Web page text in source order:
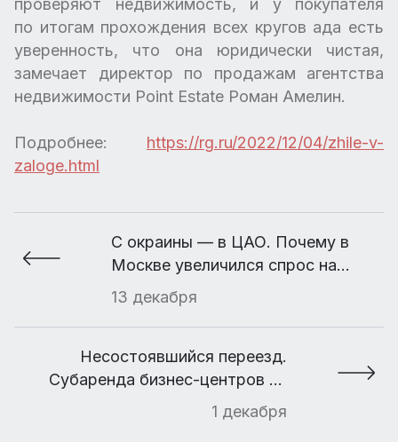
проверяют недвижимость, и у покупателя
по итогам прохождения всех кругов ада есть
уверенность, что она юридически чистая,
замечает директор по продажам агентства
недвижимости Point Estate Роман Амелин.
Подробнее: https://rg.ru/2022/12/04/zhile-v-
zaloge.html
С окраины — в ЦАО. Почему в
Москве увеличился спрос на
аренду элитного жилья
13 декабря
Несостоявшийся переезд.
Субаренда бизнес-центров не
нашла спроса
1 декабря